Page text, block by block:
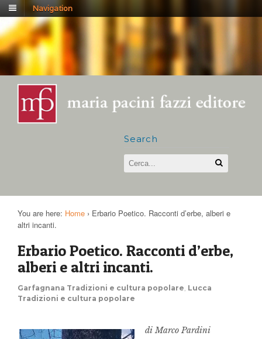
Navigation
Search
You are here: Home › Erbario Poetico. Racconti d’erbe, alberi e
altri incanti.
Erbario Poetico. Racconti d’erbe,
alberi e altri incanti.
Garfagnana Tradizioni e cultura popolare Lucca
Tradizioni e cultura popolare
di Marco Pardini